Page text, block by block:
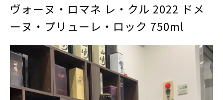
ヴォーヌ・ロマネ レ・クル 2022 ドメ
ーヌ・プリューレ・ロック 750ml